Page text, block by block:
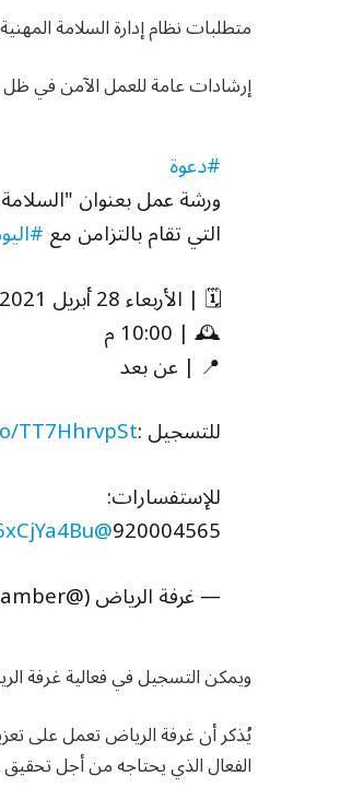
متطلبات نظام إدارة السلامة
إرشادات عامة للعمل الآمن في ظل
#دعوة
ورشة عمل بعنوان
التي تقام بالتزامن مع
🗓 | الأربعاء 28 أبريل 2021م
🕰 | 10:00 م
📍 | عن بعد
للتسجيل :TT7HhrvpSt
للإستفسارات:
920004565
@Rdcci_Care
— غرفة الرياض (@RiyadhChamber)
ويمكن التسجيل في فعالية غرفة
يُذكر أن غرفة الرياض تعمل على
الفعال الذي يحتاجه من أجل